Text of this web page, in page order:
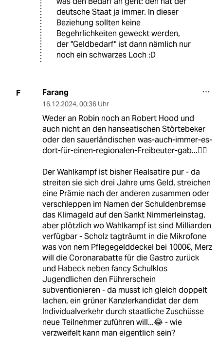
deutsche Staat ja immer. In dieser
Beziehung sollten keine
Begehrlichkeiten geweckt werden,
der "Geldbedarf" ist dann nämlich nur
noch ein schwarzes Loch :D
F Farang
16.12.2024, 00:36 Uhr
Weder an Robin noch an Robert Hood und
auch nicht an den hanseatischen Störtebeker
oder den sauerländischen was-auch-immer-es-
dort-für-einen-regionalen-Freibeuter-gab...🤷‍♂️
Der Wahlkampf ist bisher Realsatire pur - da
streiten sie sich drei Jahre ums Geld, streichen
eine Prämie nach der anderen zusammen oder
verschleppen im Namen der Schuldenbremse
das Klimageld auf den Sankt Nimmerleinstag,
aber plötzlich wo Wahlkampf ist sind Milliarden
verfügbar - Scholz tagträumt in die Mikrofone
was von nem Pflegegelddeckel bei 1000€, Merz
will die Coronarabatte für die Gastro zurück
und Habeck neben fancy Schulklos
Jugendlichen den Führerschein
subventionieren - da musst ich gleich doppelt
lachen, ein grüner Kanzlerkandidat der dem
Individualverkehr durch staatliche Zuschüsse
neue Teilnehmer zuführen will...😂 - wie
verzweifelt kann man eigentlich sein?